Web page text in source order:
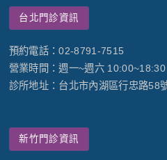
台北門診資訊
預約電話：02-8791-7515
營業時間：週一~週六 10:00~18:30
診所地址：台北市內湖區行忠路58
新竹門診資訊